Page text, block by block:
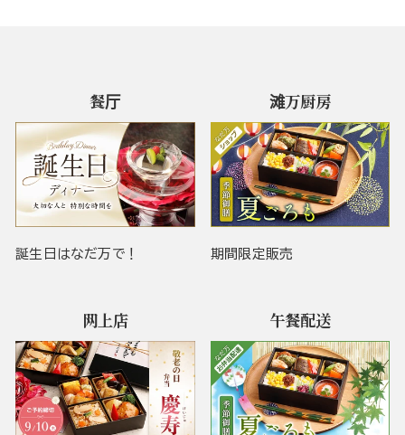
餐厅
誕生日はなだ万で！
滩万厨房
期間限定販売
网上店 午餐配送